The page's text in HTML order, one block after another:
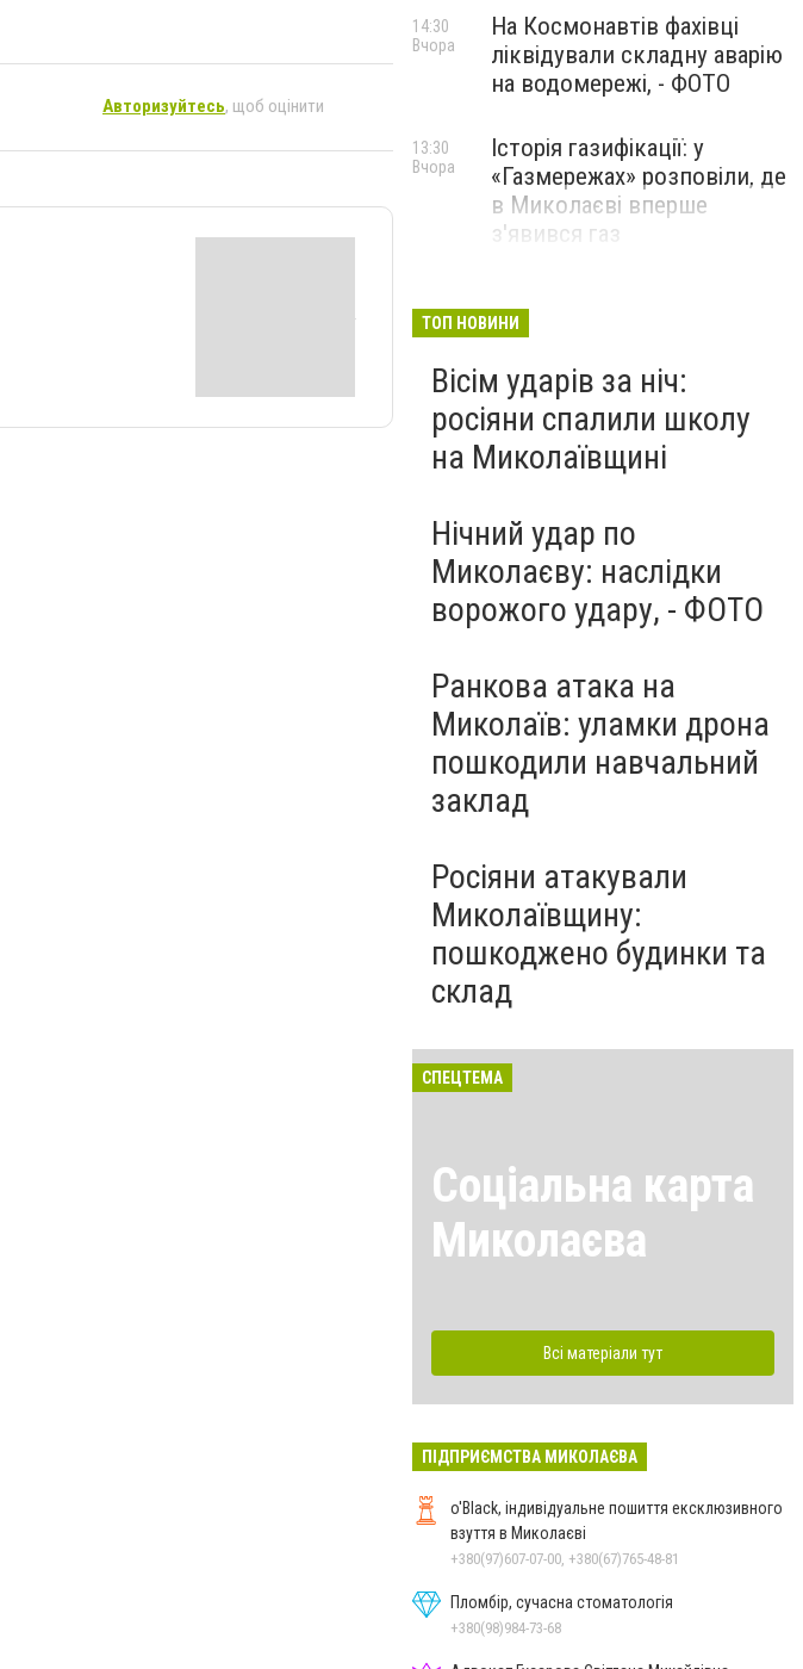
Авторизуйтесь, щоб оцінити
На Космонавтів фахівці
ліквідували складну аварію
на водомережі, - ФОТО
14:30
Вчора
Історія газифікації: у
«Газмережах» розповіли, де
в Миколаєві вперше
з'явився газ
13:30
Вчора
Миколаєві 2026: шукаємо
перезавантаження
ПАРТНЕРСЬКИЙ СПЕЦПРОЄКТ
Вчора
ТОП НОВИНИ
Вісім ударів за ніч:
росіяни спалили школу
на Миколаївщині
Нічний удар по
Миколаєву: наслідки
ворожого удару, - ФОТО
Ранкова атака на
Миколаїв: уламки дрона
пошкодили навчальний
заклад
Росіяни атакували
Миколаївщину:
пошкоджено будинки та
склад
СПЕЦТЕМА
Соціальна карта
Миколаєва
Всі матеріали тут
ПІДПРИЄМСТВА МИКОЛАЄВА
o'Black, індивідуальне пошиття ексклюзивного
взуття в Миколаєві
+380(97)607-07-00, +380(67)765-48-81
Пломбір, сучасна стоматологія
+380(98)984-73-68